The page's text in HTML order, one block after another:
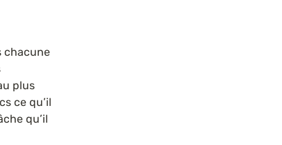
chacune
plus
ce qu’il
qu’il